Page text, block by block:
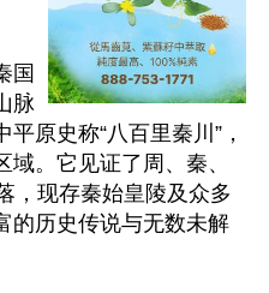
国
脉
原史称“八百里秦川”，
。它见证了周、秦、
，现存秦始皇陵及众多
的历史传说与无数未解